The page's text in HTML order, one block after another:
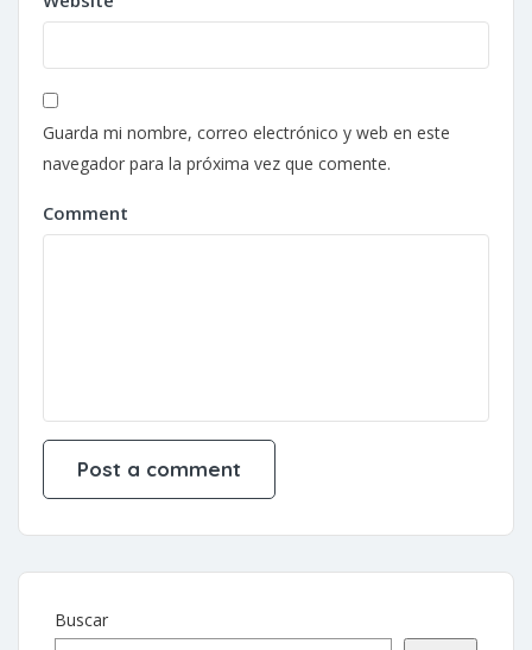
Guarda mi nombre, correo electrónico y web en este
navegador para la próxima vez que comente.
Comment
Buscar